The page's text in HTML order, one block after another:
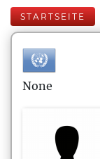
STARTSEITE
None